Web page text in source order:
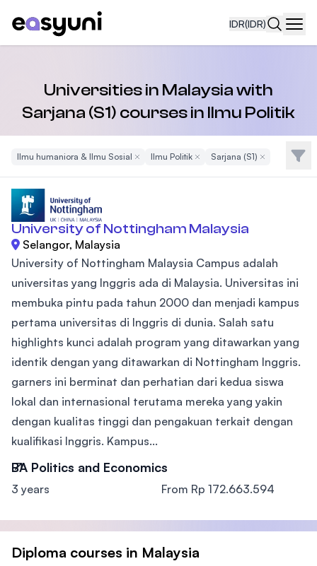
IDR(IDR)
Universities in Malaysia with
Sarjana (S1) courses in Ilmu Politik
Ilmu humaniora & Ilmu Sosial Remove Filter
Ilmu PolitikRemove Filter
Sarjana (S1) Remove FilterFilter
University of Nottingham Malaysia
Selangor, Malaysia
University of Nottingham Malaysia Campus adalah
universitas yang Inggris ada di Malaysia. Universitas ini
membuka pintu pada tahun 2000 dan menjadi kampus
pertama universitas di Inggris di dunia. Salah satu
highlights kunci adalah program yang ditawarkan yang
identik dengan yang ditawarkan di Nottingham Inggris.
garners ini berminat dan perhatian dari kedua siswa
lokal dan internasional terutama mereka yang yakin
dengan kualitas tinggi dan pengakuan terkait dengan
kualifikasi Inggris. Kampus...
BA Politics and Economics
3 years From Rp 172.663.594
Diploma courses in Malaysia